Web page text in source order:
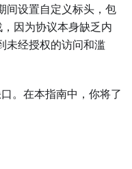
间设置自定义标头，包
因为协议本身缺乏内
未经授权的访问和滥
。在本指南中，你将了